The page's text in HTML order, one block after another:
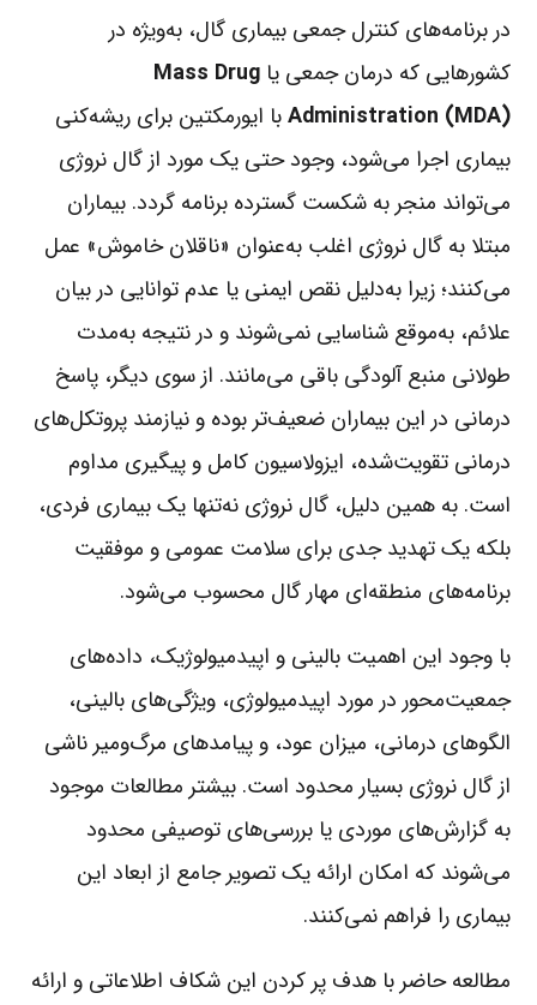
در برنامه‌های کنترل جمعی بیماری گال، به‌ویژه در
کشورهایی که درمان جمعی یاMass Drug
Administration (MDA)با ایورمکتین برای ریشه‌کنی
بیماری اجرا می‌شود، وجود حتی یک مورد از گال نروژی
می‌تواند منجر به شکست گسترده برنامه گردد. بیماران
مبتلا به گال نروژی اغلب به‌عنوان «ناقلان خاموش» عمل
می‌کنند؛ زیرا به‌دلیل نقص ایمنی یا عدم توانایی در بیان
علائم، به‌موقع شناسایی نمی‌شوند و در نتیجه به‌مدت
طولانی منبع آلودگی باقی می‌مانند. از سوی دیگر، پاسخ
درمانی در این بیماران ضعیف‌تر بوده و نیازمند پروتکل‌های
درمانی تقویت‌شده، ایزولاسیون کامل و پیگیری مداوم
است. به همین دلیل، گال نروژی نه‌تنها یک بیماری فردی،
بلکه یک تهدید جدی برای سلامت عمومی و موفقیت
برنامه‌های منطقه‌ای مهار گال محسوب می‌شود.
با وجود این اهمیت بالینی و اپیدمیولوژیک، داده‌های
جمعیت‌محور در مورد اپیدمیولوژی، ویژگی‌های بالینی،
الگوهای درمانی، میزان عود، و پیامدهای مرگ‌ومیر ناشی
از گال نروژی بسیار محدود است. بیشتر مطالعات موجود
به گزارش‌های موردی یا بررسی‌های توصیفی محدود
می‌شوند که امکان ارائه یک تصویر جامع از ابعاد این
بیماری را فراهم نمی‌کنند.
مطالعه حاضر با هدف پر کردن این شکاف اطلاعاتی و ارائه